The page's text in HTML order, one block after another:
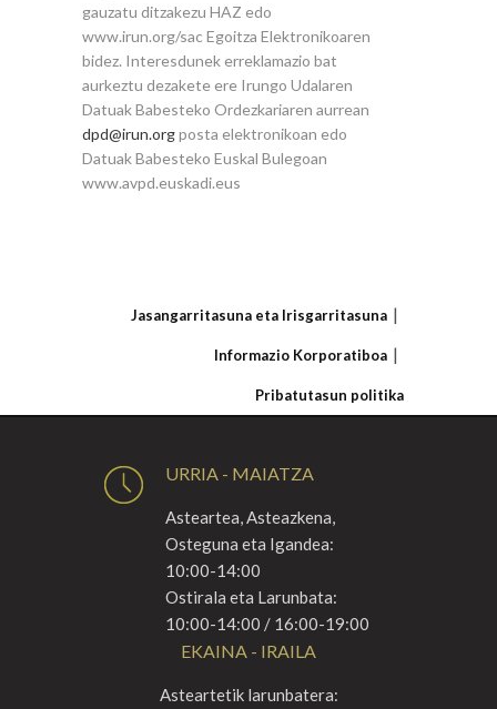
gauzatu ditzakezu HAZ edo
www.irun.org/sac Egoitza Elektronikoaren
bidez. Interesdunek erreklamazio bat
aurkeztu dezakete ere Irungo Udalaren
Datuak Babesteko Ordezkariaren aurrean
dpd@irun.orgposta elektronikoan edo
Datuak Babesteko Euskal Bulegoan
www.avpd.euskadi.eus
Jasangarritasuna eta Irisgarritasuna
Informazio Korporatiboa
Pribatutasun politika
URRIA - MAIATZA
Asteartea, Asteazkena,
Osteguna eta Igandea:
10:00-14:00
Ostirala eta Larunbata:
10:00-14:00 / 16:00-19:00
EKAINA - IRAILA
Asteartetik larunbatera: